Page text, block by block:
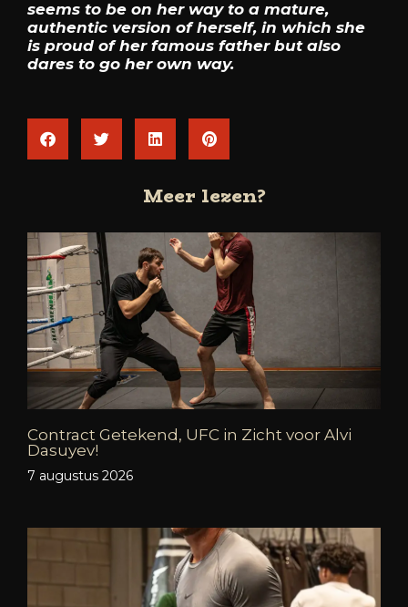
seems to be on her way to a mature,
authentic version of herself, in which she
is proud of her famous father but also
dares to go her own way.
Meer lezen?
Contract Getekend, UFC in Zicht voor Alvi
Dasuyev!
7 augustus 2026